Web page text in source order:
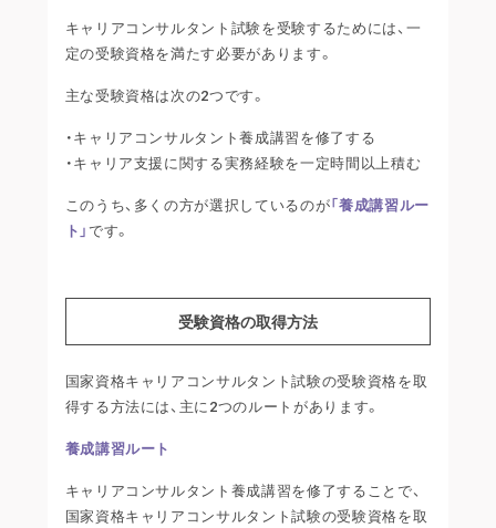
キャリアコンサルタント試験を受験するためには、一
定の受験資格を満たす必要があります。
主な受験資格は次の2つです。
・キャリアコンサルタント養成講習を修了する
・キャリア支援に関する実務経験を一定時間以上積む
このうち、多くの方が選択しているのが「養成講習ルー
ト」です。
受験資格の取得方法
国家資格キャリアコンサルタント試験の受験資格を取
得する方法には、主に2つのルートがあります。
養成講習ルート
キャリアコンサルタント養成講習を修了することで、
国家資格キャリアコンサルタント試験の受験資格を取